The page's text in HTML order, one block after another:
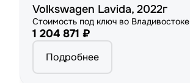
Volkswagen Lavida, 2022г
Стоимость под ключ во Владивостоке
1 204 871 ₽
Подробнее